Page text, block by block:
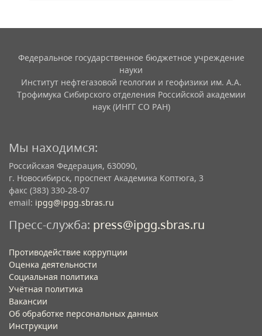
Федеральное государственное бюджетное учреждение
науки
Институт нефтегазовой геологии и геофизики им. А.А.
Трофимука Сибирского отделения Российской академии
наук (ИНГГ СО РАН)
Мы находимся:
Российская Федерация, 630090,
г. Новосибирск, проспект Академика Коптюга, 3
факс (383) 330-28-07
email: ipgg@ipgg.sbras.ru
Пресс-служба: press@ipgg.sbras.ru
Противодействие коррупции
Оценка деятельности
Социальная политика
Учётная политика​
Вакансии​
Об обработке персональных данных​
Инструкции​